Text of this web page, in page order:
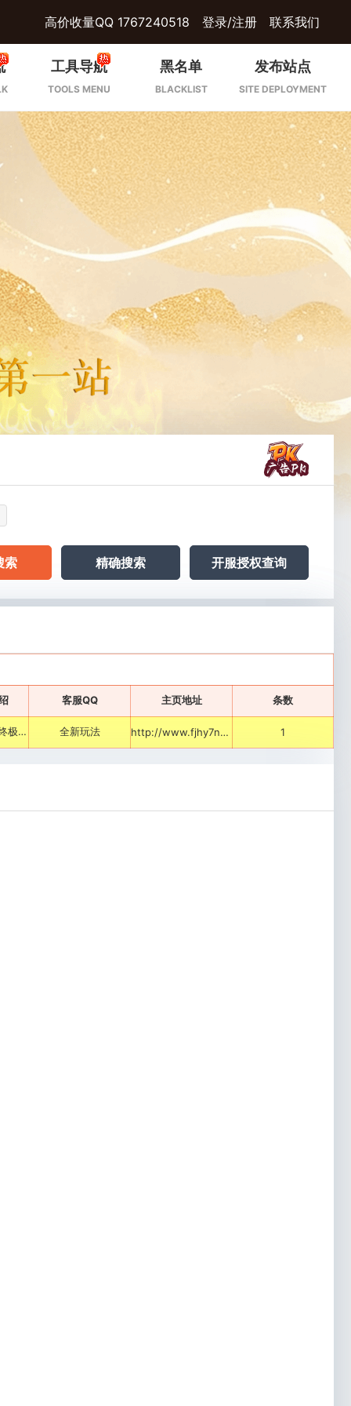
高价收量QQ 1767240518 登录/注册 联系我们
工具导航
TOOLS MENU
黑名单
BLACKLIST
发布站点
SITE DEPLOYMENT
索 精确搜索 开服授权查询
客服QQ 主页地址 条数
０充顶赞→０充终极→０充通关→０充霸服' 全新玩法 http://www.fjhy7nw.top:15621 1